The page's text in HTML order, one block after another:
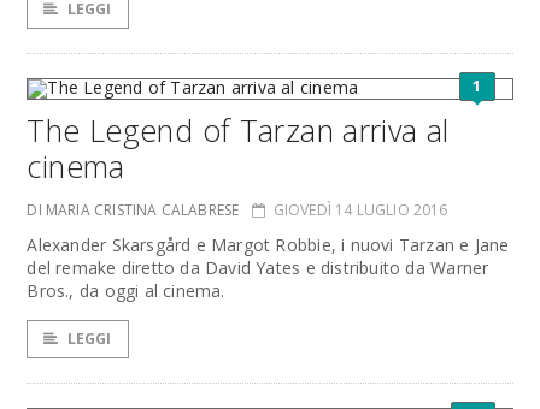
LEGGI
1
The Legend of Tarzan arriva al
cinema
DI MARIA CRISTINA CALABRESE GIOVEDÌ 14 LUGLIO 2016
Alexander Skarsgård e Margot Robbie, i nuovi Tarzan e Jane
del remake diretto da David Yates e distribuito da Warner
Bros., da oggi al cinema.
LEGGI